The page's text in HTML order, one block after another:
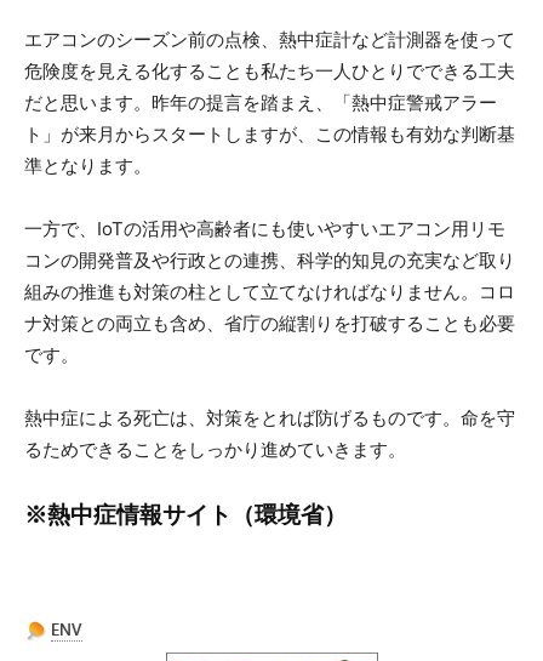
エアコンのシーズン前の点検、熱中症計など計測器を使って
危険度を見える化することも私たち一人ひとりでできる工夫
だと思います。昨年の提言を踏まえ、「熱中症警戒アラー
ト」が来月からスタートしますが、この情報も有効な判断基
準となります。
一方で、IoTの活用や高齢者にも使いやすいエアコン用リモ
コンの開発普及や行政との連携、科学的知見の充実など取り
組みの推進も対策の柱として立てなければなりません。コロ
ナ対策との両立も含め、省庁の縦割りを打破することも必要
です。
熱中症による死亡は、対策をとれば防げるものです。命を守
るためできることをしっかり進めていきます。
※熱中症情報サイト（環境省）